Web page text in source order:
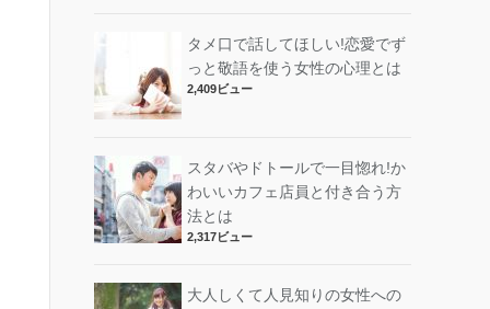
タメ口で話してほしい!恋愛でず
っと敬語を使う女性の心理とは
2,409ビュー
スタバやドトールで一目惚れ!か
わいいカフェ店員と付き合う方
法とは
2,317ビュー
大人しくて人見知りの女性への